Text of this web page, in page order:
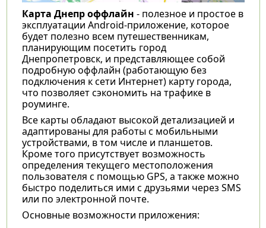
Карта Днепр оффлайн - полезное и простое в
эксплуатации Android-приложение, которое
будет полезно всем путешественникам,
планирующим посетить город
Днепропетровск, и представляющее собой
подробную оффлайн (работающую без
подключения к сети Интернет) карту города,
что позволяет сэкономить на трафике в
роуминге.
Все карты обладают высокой детализацией и
адаптированы для работы с мобильными
устройствами, в том числе и планшетов.
Кроме того присутствует возможность
определения текущего местоположения
пользователя с помощью GPS, а также можно
быстро поделиться ими с друзьями через SMS
или по электронной почте.
Основные возможности приложения: